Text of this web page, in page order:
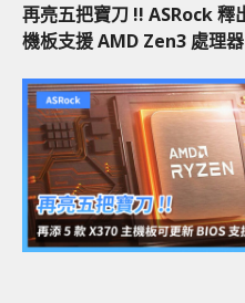
再亮五把寶刀 !! ASRock 釋
機板支援 AMD Zen3 處理器